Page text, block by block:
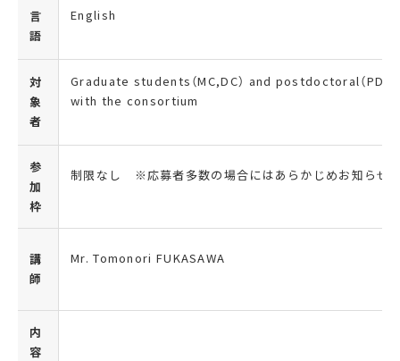
言
語
English
対
象
者
Graduate students（MC,DC） and postdoctoral（PD
with the consortium
参
加
枠
制限なし ※応募者多数の場合にはあらかじめお知らせ
講
師
Mr. Tomonori FUKASAWA
内
容